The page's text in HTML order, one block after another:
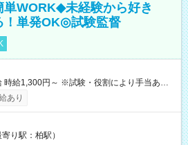
単WORK◆未経験から好き
！単発OK◎試験監督
給あり 【即給（前払い）オプションあ
場合、勤務から1週間ほどで給与の一部を受け
試験 8:30～17:30（休憩1時間） 時給1,300円
円＋交通費 ※当日の役割により時給＋100
あり
り駅：柏駅）